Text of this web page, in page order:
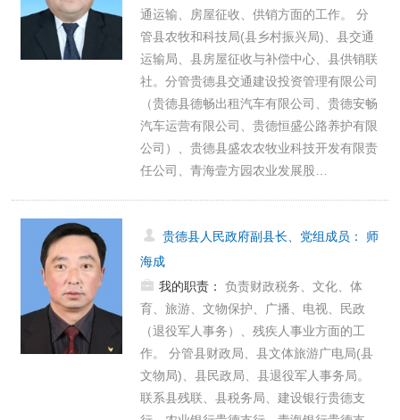
通运输、房屋征收、供销方面的工作。 分
管县农牧和科技局(县乡村振兴局)、县交通
运输局、县房屋征收与补偿中心、县供销联
社。分管贵德县交通建设投资管理有限公司
（贵德县德畅出租汽车有限公司、贵德安畅
汽车运营有限公司、贵德恒盛公路养护有限
公司）、贵德县盛农农牧业科技开发有限责
任公司、青海壹方园农业发展股…
贵德县人民政府副县长、党组成员 ：
师
海成
我的职责：
负责财政税务、文化、体
育、旅游、文物保护、广播、电视、民政
（退役军人事务）、残疾人事业方面的工
作。 分管县财政局、县文体旅游广电局(县
文物局)、县民政局、县退役军人事务局。
联系县残联、县税务局、建设银行贵德支